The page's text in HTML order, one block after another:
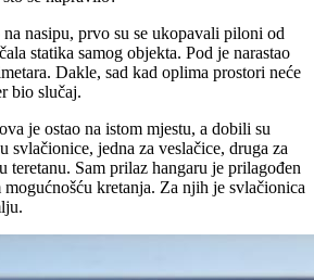
nasipu, prvo su se ukopavali piloni od
statika samog objekta. Pod je narastao
Dakle, sad kad oplima prostori neće
bio slučaj.
je ostao na istom mjestu, a dobili su
svlačionice, jedna za veslačice, druga za
teretanu. Sam prilaz hangaru je prilagođen
mogućnošću kretanja. Za njih je svlačionica